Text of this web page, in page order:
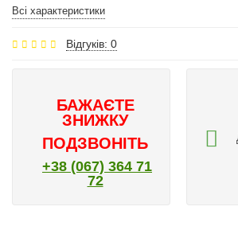
Всі характеристики
Відгуків: 0
БАЖАЄТЕ
ЗНИЖКУ
ПОДЗВОНІТЬ
+38 (067) 364 71
72